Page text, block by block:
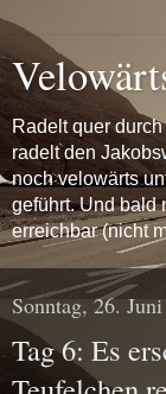
Radelt quer
radelt den
noch velowärts
geführt. Und bald
erreichbar (nicht
Sonntag, 26.
Tag 6: Es